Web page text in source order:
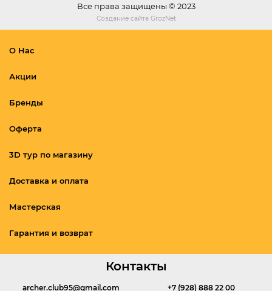
Все права защищены © 2023
Создание сайта GrozNet
О Нас
Акции
Бренды
Оферта
3D тур по магазину
Доставка и оплата
Мастерская
Гарантия и возврат
Контакты
archer.club95@gmail.com +7 (928) 888 22 00